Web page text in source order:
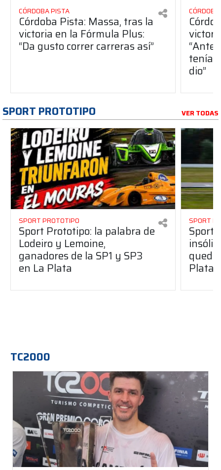
CÓRDOBA PISTA
Córdoba Pista: Massa, tras la
victoria en la Fórmula Plus:
“Da gusto correr carreras así”
dio”
SPORT PROTOTIPO VER TODAS
SPORT PROTOTIPO
Sport Prototipo: la palabra de
Lodeiro y Lemoine,
ganadores de la SP1 y SP3
en La Plata
SPORT
Sport
Plata
TC2000